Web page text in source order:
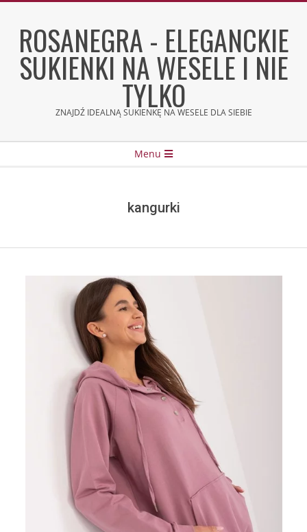
contentROSANEGRA - ELEGANCKIE
SUKIENKI NA WESELE I NIE
TYLKO
ZNAJDŹ IDEALNĄ SUKIENKĘ NA WESELE DLA SIEBIE
Menu
kangurki